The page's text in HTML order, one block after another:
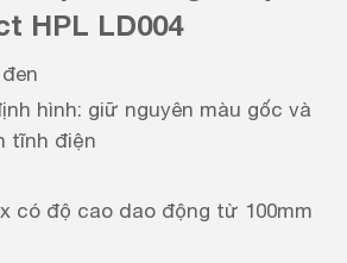
HPL LD004
hình: giữ nguyên màu gốc và
tĩnh điện
có độ cao dao động từ 100mm